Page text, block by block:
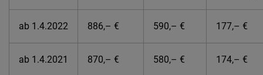
ab 1.4.2022 886,– € 590,– € 177,– €
ab 1.4.2021 870,– € 580,– € 174,– €